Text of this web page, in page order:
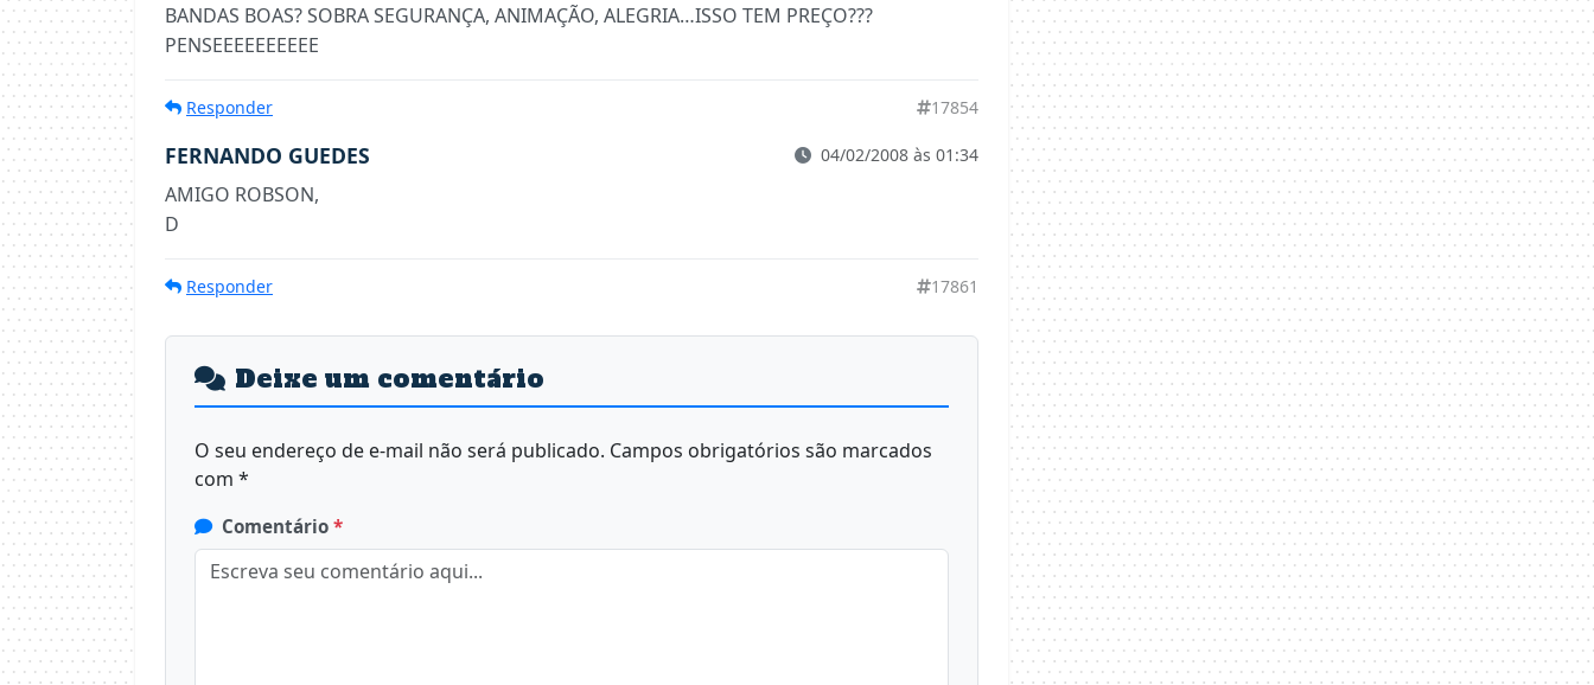
BANDAS BOAS? SOBRA SEGURANÇA, ANIMAÇÃO, ALEGRIA…ISSO TEM PREÇO???
PENSEEEEEEEEEE
Responder 17854
FERNANDO GUEDES 04/02/2008 às 01:34
AMIGO ROBSON,
D
Responder 17861
Deixe um comentário
O seu endereço de e-mail não será publicado. Campos obrigatórios são marcados
com *
Comentário *